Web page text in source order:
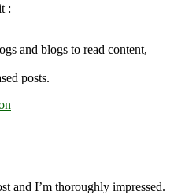
:
and blogs to read content,
posts.
and I’m thoroughly impressed.